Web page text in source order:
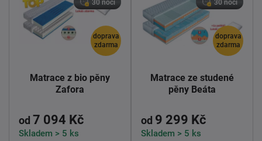
doprava
zdarma
30 nocí
Matrace z bio pěny
Zafora
od 7 094 Kč
Skladem > 5 ks
doprava
zdarma
30 nocí
Matrace ze studené
pěny Beáta
od 9 299 Kč
Skladem > 5 ks